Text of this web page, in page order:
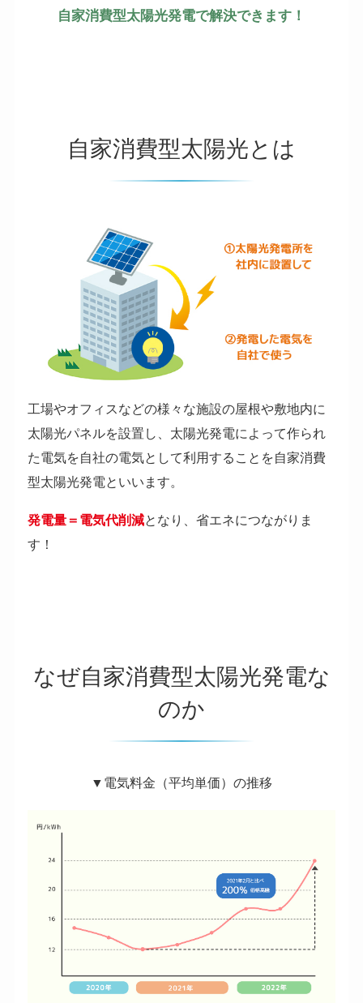
自家消費型太陽光発電で解決できます！
自家消費型太陽光とは
工場やオフィスなどの様々な施設の屋根や敷地内に
太陽光パネルを設置し、太陽光発電によって作られ
た電気を自社の電気として利用することを自家消費
型太陽光発電といいます。
発電量＝電気代削減となり、省エネにつながりま
す！
なぜ自家消費型太陽光発電な
のか
▼電気料金（平均単価）の推移